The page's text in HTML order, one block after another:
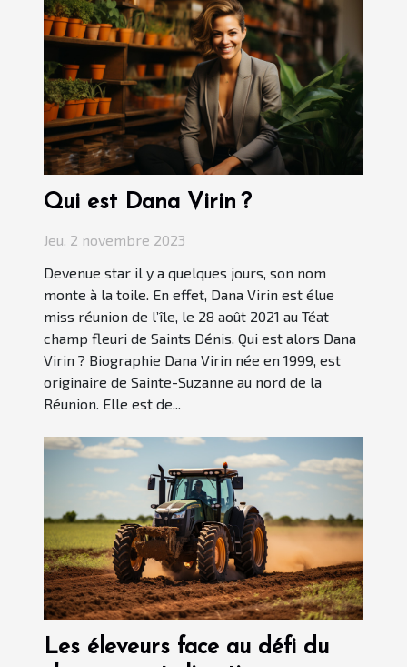
Qui est Dana Virin ?
Jeu. 2 novembre 2023
Devenue star il y a quelques jours, son nom
monte à la toile. En effet, Dana Virin est élue
miss réunion de l’île, le 28 août 2021 au Téat
champ fleuri de Saints Dénis. Qui est alors Dana
Virin ? Biographie Dana Virin née en 1999, est
originaire de Sainte-Suzanne au nord de la
Réunion. Elle est de...
Les éleveurs face au défi du